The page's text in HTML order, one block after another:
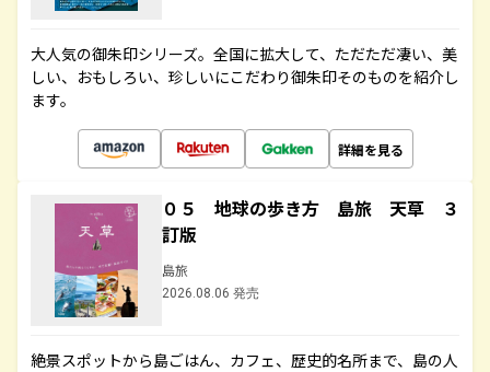
大人気の御朱印シリーズ。全国に拡大して、ただただ凄い、美
しい、おもしろい、珍しいにこだわり御朱印そのものを紹介し
ます。
詳細を見る
０５ 地球の歩き方 島旅 天草 ３
訂版
島旅
2026.08.06 発売
絶景スポットから島ごはん、カフェ、歴史的名所まで、島の人